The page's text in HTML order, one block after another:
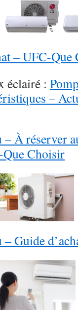
– UFC-
éclairé :
–
– À réserver
Choisir
– Guide